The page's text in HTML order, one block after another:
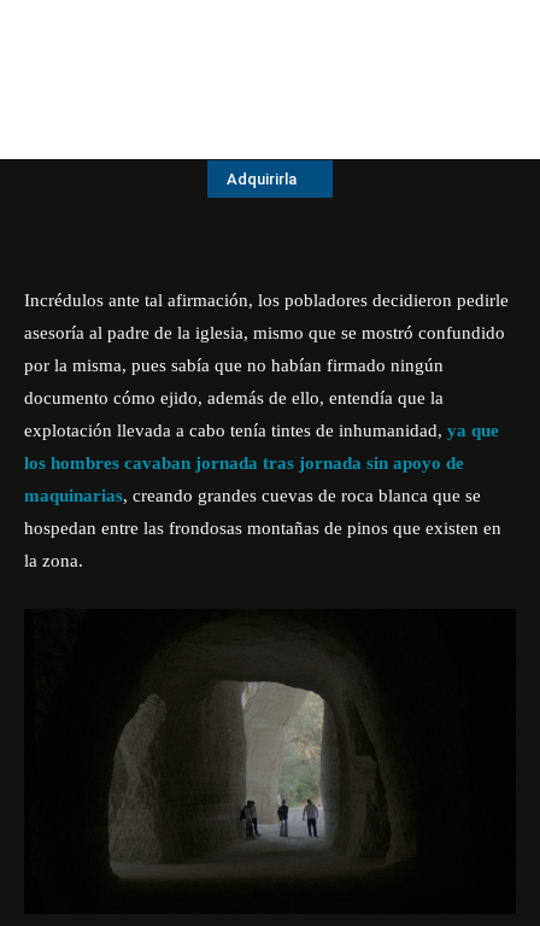
Adquirirla
Incrédulos ante tal afirmación, los pobladores decidieron pedirle
asesoría al padre de la iglesia, mismo que se mostró confundido
por la misma, pues sabía que no habían firmado ningún
documento cómo ejido, además de ello, entendía que la
explotación llevada a cabo tenía tintes de inhumanidad, ya que
los hombres cavaban jornada tras jornada sin apoyo de
maquinarias, creando grandes cuevas de roca blanca que se
hospedan entre las frondosas montañas de pinos que existen en
la zona.